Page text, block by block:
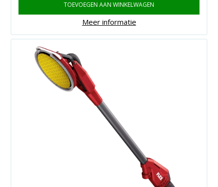
TOEVOEGEN AAN WINKELWAGEN
Meer informatie